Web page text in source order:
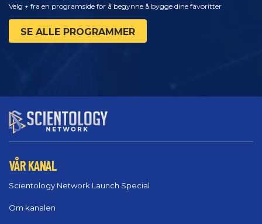
Velg + fra en programside for å begynne å bygge dine favoritter
SE ALLE PROGRAMMER
VÅR KANAL
Scientology Network Launch Special
Om kanalen